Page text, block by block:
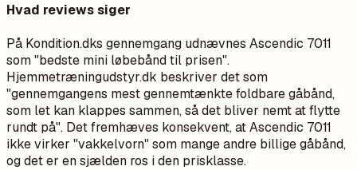
Hvad reviews siger
På Kondition.dks gennemgang udnævnes Ascendic 7011
som "bedste mini løbebånd til prisen".
Hjemmetræningudstyr.dk beskriver det som
"gennemgangens mest gennemtænkte foldbare gåbånd,
som let kan klappes sammen, så det bliver nemt at flytte
rundt på". Det fremhæves konsekvent, at Ascendic 7011
ikke virker "vakkelvorn" som mange andre billige gåbånd,
og det er en sjælden ros i den prisklasse.